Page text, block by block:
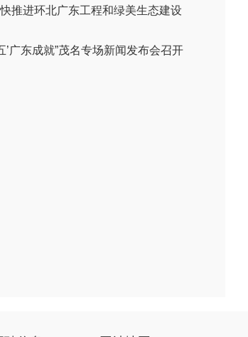
推进环北广东工程和绿美生态建设
’广东成就”茂名专场新闻发布会召开